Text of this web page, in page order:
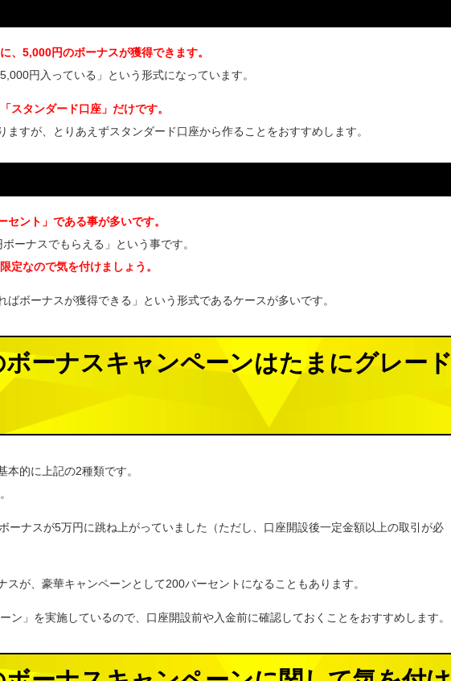
、5,000円のボーナスが獲得できます。
円入っている」という形式になっています。
スタンダード口座」だけです。
すが、とりあえずスタンダード口座から作ることをおすすめします。
ント」である事が多いです。
ーナスでもらえる」という事です。
定なので気を付けましょう。
ボーナスが獲得できる」という形式であるケースが多いです。
ーナスキャンペーンはたまにグレード
本的に上記の2種類です。
ーナスが5万円に跳ね上がっていました（ただし、口座開設後一定金額以上の取引が必
が、豪華キャンペーンとして200パーセントになることもあります。
ン」を実施しているので、口座開設前や入金前に確認しておくことをおすすめします。